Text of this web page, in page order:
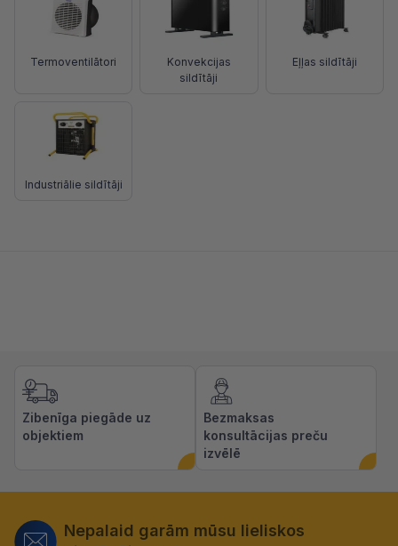
Termoventilātori
Konvekcijas
sildītāji
Eļļas sildītāji
Industriālie sildītāji
Zibenīga piegāde uz
objektiem
Bezmaksas
konsultācijas preču
izvēlē
Nepalaid garām mūsu lieliskos